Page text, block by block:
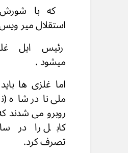
که با
استقلال میر
رئیس ایل
ميشود .
اما غلزی ها
ملی نادر شاه
روبرو می شدند
تصرف کرد.